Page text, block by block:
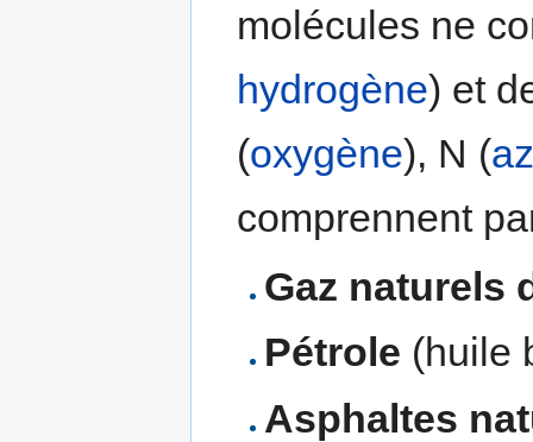
molécules ne
hydrogène) et
(oxygène), N (
comprennent
Gaz naturels
Pétrole (huile
Asphaltes